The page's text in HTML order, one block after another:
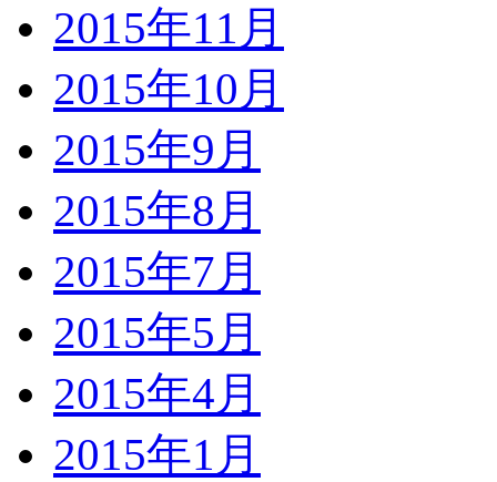
2015年11月
2015年10月
2015年9月
2015年8月
2015年7月
2015年5月
2015年4月
2015年1月